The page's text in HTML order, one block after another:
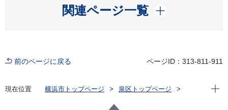
関連ページ一覧
開く
前のページに戻る ページID：313-811-911
現在位置 横浜市トップページ
泉区トップページ
飼い犬の登録と狂犬病予防注射
現在